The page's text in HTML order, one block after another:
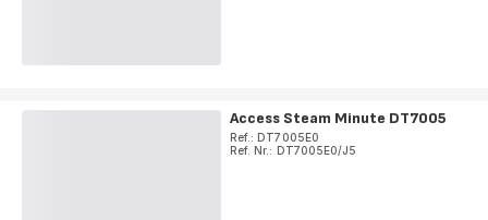
Access Steam Minute DT7005
Ref.: DT7005E0
Ref. Nr.: DT7005E0/J5